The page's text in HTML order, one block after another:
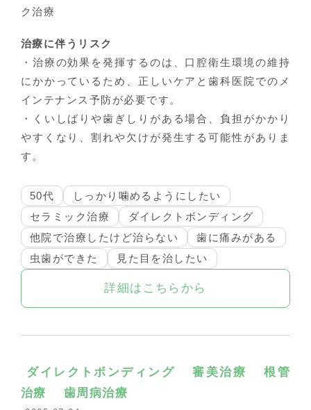
ク治療
治療に伴うリスク
・治療の効果を発揮するのは、口腔衛生環境の維持
にかかっているため、正しいケアと歯科医院でのメ
インテナンス予防が必要です。
・くいしばりや歯ぎしりがある場合、負担がかかり
やすくなり、割れや欠けが発生する可能性がありま
す。
50代
しっかり噛めるようにしたい
セラミック治療
ダイレクトボンディング
他院で治療したけど治らない
歯に痛みがある
虫歯ができた
見た目を治したい
詳細はこちらから
ダイレクトボンディング 審美治療
根管
治療
歯周病治療